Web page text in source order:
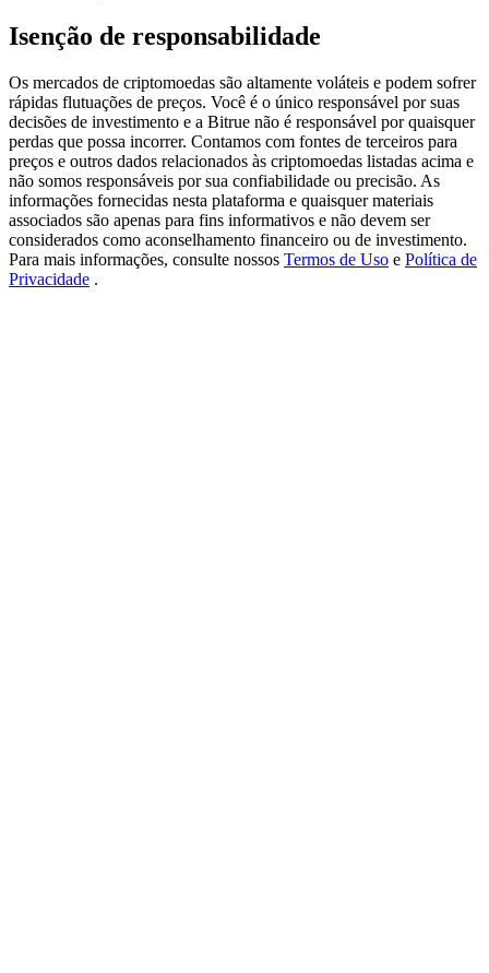
Precious Metals Trading Carnival
Trade Gold & Silver · 33,333 USDT Bonus
USDT New User Exclusive 10% APR
USDT Flexible Staking | Daily Rewards
Isenção de responsabilidade
Os mercados de criptomoedas são altamente voláteis e podem sofrer
rápidas flutuações de preços. Você é o único responsável por suas
decisões de investimento e a Bitrue não é responsável por quaisquer
perdas que possa incorrer. Contamos com fontes de terceiros para
preços e outros dados relacionados às criptomoedas listadas acima e
não somos responsáveis por sua confiabilidade ou precisão. As
informações fornecidas nesta plataforma e quaisquer materiais
associados são apenas para fins informativos e não devem ser
considerados como aconselhamento financeiro ou de investimento.
Para mais informações, consulte nossos Termos de Uso e Política de
Privacidade .